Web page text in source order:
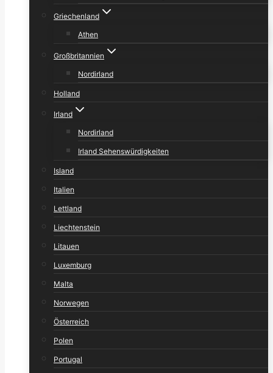
Griechenland
Athen
Großbritannien
Nordirland
Holland
Irland
Nordirland
Irland Sehenswürdigkeiten
Island
Italien
Lettland
Liechtenstein
Litauen
Luxemburg
Malta
Norwegen
Österreich
Polen
Portugal